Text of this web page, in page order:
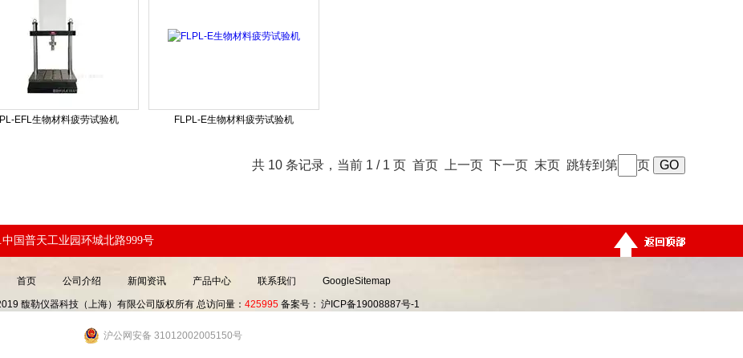
EFL生物材料疲劳试验机 FLPL-E生物材料疲劳试验机
共 10 条记录，当前 1 / 1 页 首页 上一页 下一页 末页 跳转到第 页
国普天工业园环城北路999号
首页 公司介绍 新闻资讯 产品中心 联系我们 GoogleSitemap
馥勒仪器科技（上海）有限公司版权所有 总访问量： 425995 备案号： 沪ICP备19008887号-1
沪公网安备 31012002005150号